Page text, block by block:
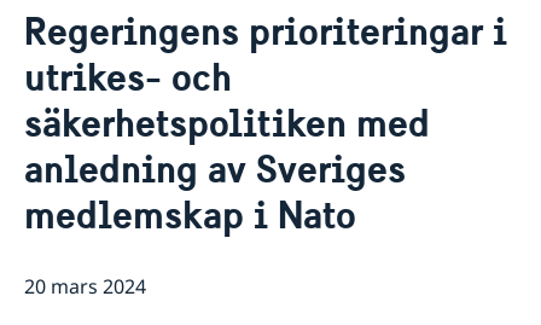
Om oss
Dataskyddspolicy (GDPR)
Aktuellt
Nyheter
Regeringens prioriteringar i
utrikes- och
säkerhetspolitiken med
anledning av Sveriges
medlemskap i Nato
20 mars 2024